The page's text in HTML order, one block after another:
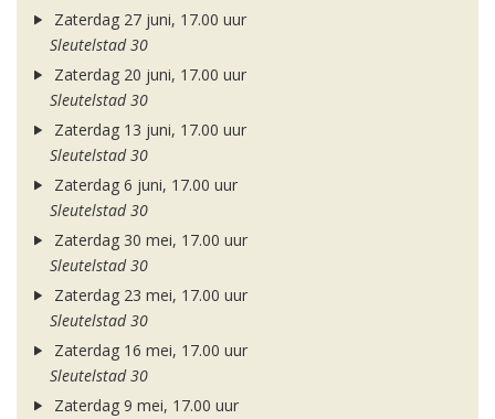
Zaterdag 27 juni, 17.00 uur
Sleutelstad 30
Zaterdag 20 juni, 17.00 uur
Sleutelstad 30
Zaterdag 13 juni, 17.00 uur
Sleutelstad 30
Zaterdag 6 juni, 17.00 uur
Sleutelstad 30
Zaterdag 30 mei, 17.00 uur
Sleutelstad 30
Zaterdag 23 mei, 17.00 uur
Sleutelstad 30
Zaterdag 16 mei, 17.00 uur
Sleutelstad 30
Zaterdag 9 mei, 17.00 uur